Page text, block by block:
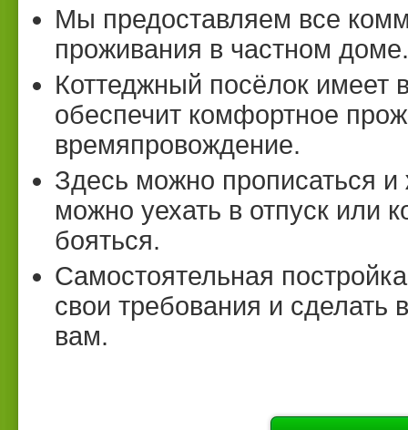
Мы предоставляем все
проживания в частном доме.
Коттеджный посёлок имеет
обеспечит комфортное
времяпровождение.
Здесь можно прописаться
можно уехать в отпуск или
бояться.
Самостоятельная
свои требования и сделать
вам.